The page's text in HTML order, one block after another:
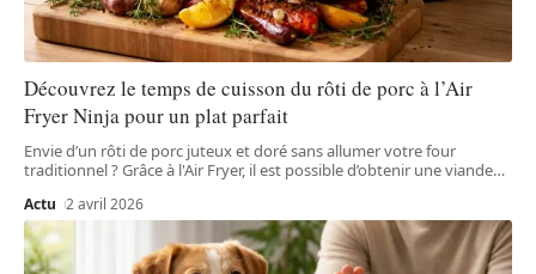
Découvrez le temps de cuisson du rôti de porc à l’Air
Fryer Ninja pour un plat parfait
Envie d’un rôti de porc juteux et doré sans allumer votre four
traditionnel ? Grâce à l'Air Fryer, il est possible d’obtenir une viande…
Actu 2 avril 2026